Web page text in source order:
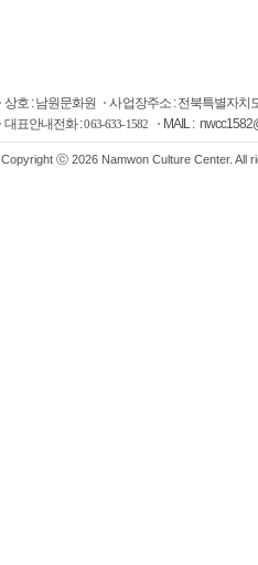
상호 : 남원문화원
사업장주소 : 전북특별자
대표안내전화 :063-633-1582 MAIL :
Copyright ⓒ 2026 Namwon Culture Center. All